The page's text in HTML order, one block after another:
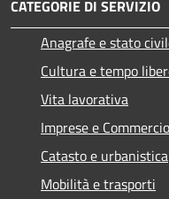
CATEGORIE DI SERVIZIO
Anagrafe e stato
Cultura e tempo
Vita lavorativa
Imprese e Commercio
Catasto e urbanistica
Mobilità e trasporti